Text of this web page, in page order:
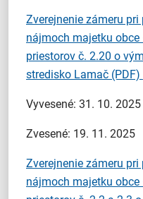
Zverejnenie zámeru
nájmoch majetku
priestorov č. 2.20 o
stredisko Lamač (PDF)
Vyvesené: 31. 10. 2025
Zvesené: 19. 11. 2025
Zverejnenie zámeru
nájmoch majetku